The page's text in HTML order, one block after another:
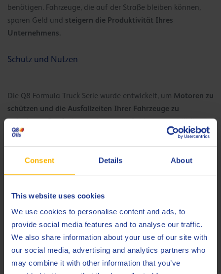
Consent Details About
This website uses cookies
We use cookies to personalise content and ads, to
provide social media features and to analyse our traffic.
We also share information about your use of our site with
our social media, advertising and analytics partners who
may combine it with other information that you’ve
benötigen. Fahrzeuge, die auf der Straße bleiben können,
sparen Geld und steigern die Produktivität Ihres
Unternehmens.
Schutz und Nutzen
Die Q8 Formula Truck Serie wurde entwickelt, um Motoren zu
schützen und die Ausfallzeiten Ihrer Fahrzeuge zu
reduzieren.Dank einer verbesserten Oxidationsstabilität und
einer reduzierten Bildung von Ablagerungen kann der Motor
ohne Wartungsbedarf oder teure Reparaturkosten länger
laufen. Der niedrige Sulfat, -Asche-, -Phosphor- und
Schwefelgehalt (SAPS) ermöglicht einenbesseren Schutz der
Dieselpartikelfilter (DPF), CRT-Systeme und katalytische
Nachbehandlungssysteme (SCR).